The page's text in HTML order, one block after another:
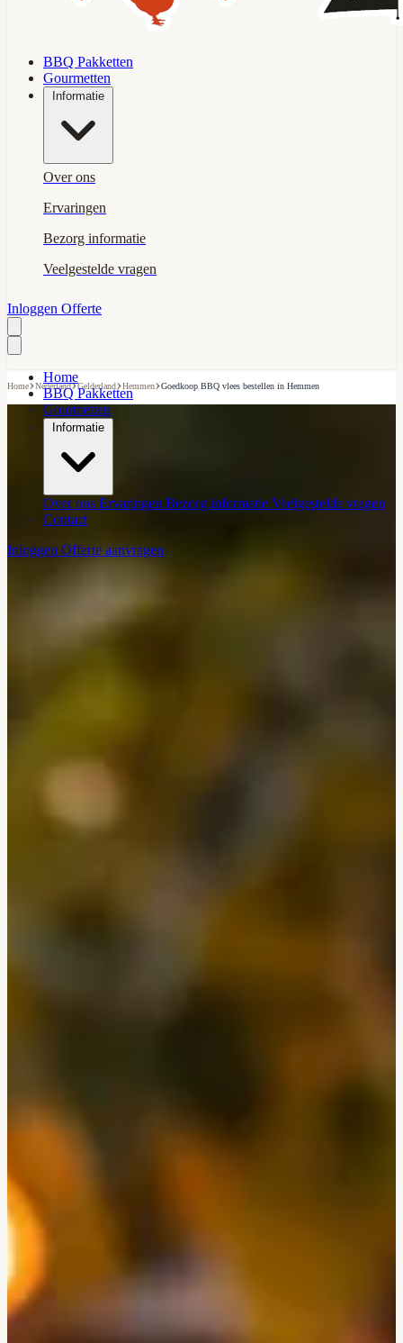
BBQ Pakketten
Gourmetten
Informatie
Over ons
Ervaringen
Bezorg informatie
Veelgestelde vragen
Inloggen Offerte
Home
BBQ Pakketten
Gourmetten
Informatie
Over ons Ervaringen Bezorg informatie Veelgestelde vragen
Contact
Inloggen Offerte aanvragen
Home›Nederland›Gelderland›Hemmen›Goedkoop BBQ vlees bestellen in Hemmen